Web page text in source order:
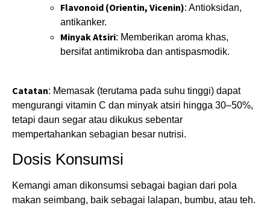
Flavonoid (Orientin, Vicenin): Antioksidan,
antikanker.
Minyak Atsiri: Memberikan aroma khas,
bersifat antimikroba dan antispasmodik.
Catatan: Memasak (terutama pada suhu tinggi) dapat
mengurangi vitamin C dan minyak atsiri hingga 30–50%,
tetapi daun segar atau dikukus sebentar
mempertahankan sebagian besar nutrisi.
Dosis Konsumsi
Kemangi aman dikonsumsi sebagai bagian dari pola
makan seimbang, baik sebagai lalapan, bumbu, atau teh.